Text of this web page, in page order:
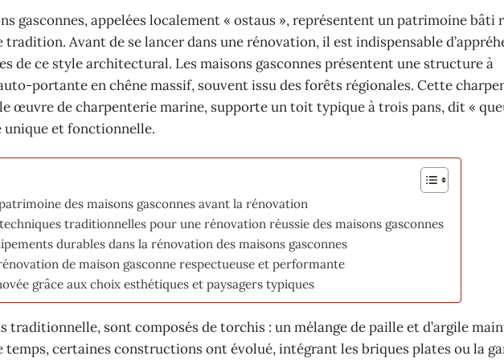
gasconnes, appelées localement « ostaus », représentent un patrimoine bâti
Avant de se lancer dans une rénovation, il est indispensable
de ce style architectural. Les maisons gasconnes présentent une structure à
portante en chêne massif, souvent issu des forêts régionales. Cette
œuvre de charpenterie marine, supporte un toit typique à trois pans, dit «
et fonctionnelle.
des maisons gasconnes avant la rénovation
traditionnelles pour une rénovation réussie des maisons gasconnes
durables dans la rénovation des maisons gasconnes
de maison gasconne respectueuse et performante
grâce aux choix esthétiques et paysagers typiques
traditionnelle, sont composés de torchis : un mélange de paille et d’argile
temps, certaines constructions ont évolué, intégrant les briques plates ou la